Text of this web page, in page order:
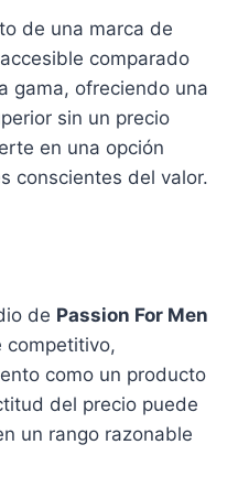
de una marca de
comparado
gama, ofreciendo una
sin un precio
en una opción
conscientes del valor.
de Passion For Men
competitivo,
como un producto
del precio puede
un rango razonable